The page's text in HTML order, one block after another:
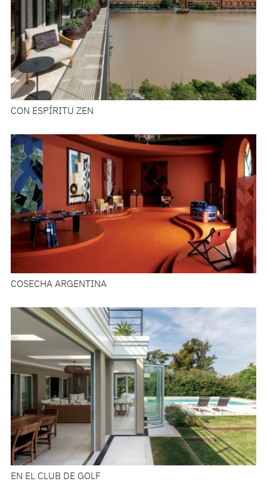
CON ESPÍRITU ZEN
COSECHA ARGENTINA
EN EL CLUB DE GOLF